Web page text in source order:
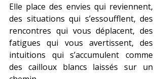
Elle place des envies qui reviennent,
des situations qui s’essoufflent, des
rencontres qui vous déplacent, des
fatigues qui vous avertissent, des
intuitions qui s’accumulent comme
des cailloux blancs laissés sur un